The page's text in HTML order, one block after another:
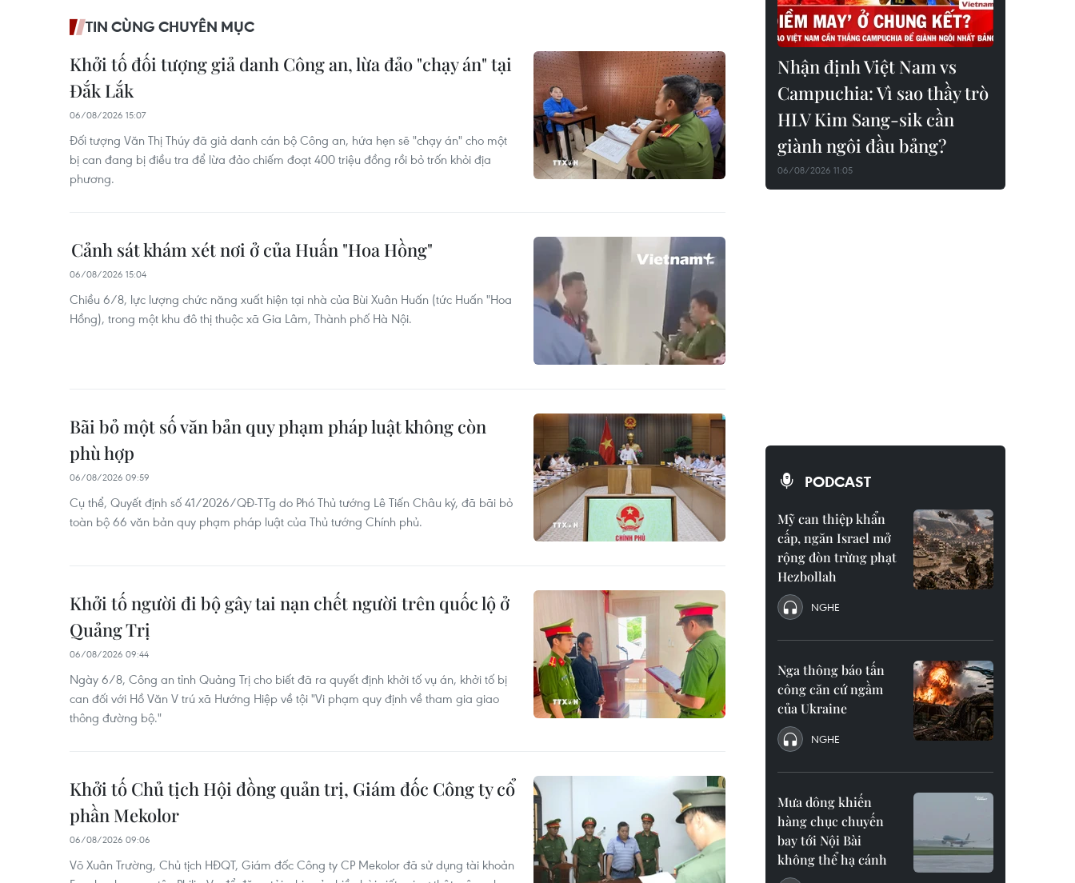
TIN CÙNG CHUYÊN MỤC
Khởi tố đối tượng giả danh Công an, lừa đảo "chạy án" tại
Đắk Lắk
06/08/2026 15:07
Đối tượng Văn Thị Thúy đã giả danh cán bộ Công an, hứa hẹn sẽ "chạy án" cho một
bị can đang bị điều tra để lừa đảo chiếm đoạt 400 triệu đồng rồi bỏ trốn khỏi địa
phương.
Cảnh sát khám xét nơi ở của Huấn "Hoa Hồng"
06/08/2026 15:04
Chiều 6/8, lực lượng chức năng xuất hiện tại nhà của Bùi Xuân Huấn (tức Huấn "Hoa
Hồng), trong một khu đô thị thuộc xã Gia Lâm, Thành phố Hà Nội.
Bãi bỏ một số văn bản quy phạm pháp luật không còn
phù hợp
06/08/2026 09:59
Cụ thể, Quyết định số 41/2026/QĐ-TTg do Phó Thủ tướng Lê Tiến Châu ký, đã bãi bỏ
toàn bộ 66 văn bản quy phạm pháp luật của Thủ tướng Chính phủ.
Khởi tố người đi bộ gây tai nạn chết người trên quốc lộ ở
Quảng Trị
06/08/2026 09:44
Ngày 6/8, Công an tỉnh Quảng Trị cho biết đã ra quyết định khởi tố vụ án, khởi tố bị
can đối với Hồ Văn V trú xã Hướng Hiệp về tội "Vi phạm quy định về tham gia giao
thông đường bộ."
Khởi tố Chủ tịch Hội đồng quản trị, Giám đốc Công ty cổ
phần Mekolor
06/08/2026 09:06
Võ Xuân Trường, Chủ tịch HĐQT, Giám đốc Công ty CP Mekolor đã sử dụng tài khoản
Nhận định Việt Nam vs
Campuchia: Vì sao thầy trò
HLV Kim Sang-sik cần
giành ngôi đầu bảng?
06/08/2026 11:05
PODCAST
Mỹ can thiệp khẩn
cấp, ngăn Israel mở
rộng đòn trừng phạt
Hezbollah
NGHE
Nga thông báo tấn
công căn cứ ngầm
của Ukraine
NGHE
Mưa dông khiến
hàng chục chuyến
bay tới Nội Bài
không thể hạ cánh